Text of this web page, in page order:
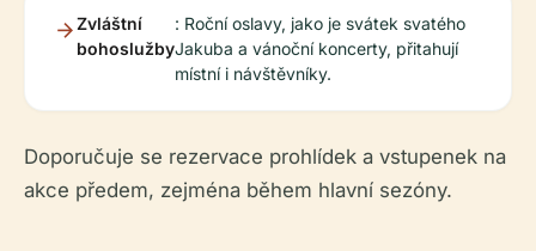
Zvláštní
bohoslužby
: Roční oslavy, jako je svátek svatého
Jakuba a vánoční koncerty, přitahují
místní i návštěvníky.
Doporučuje se rezervace prohlídek a vstupenek na
akce předem, zejména během hlavní sezóny.